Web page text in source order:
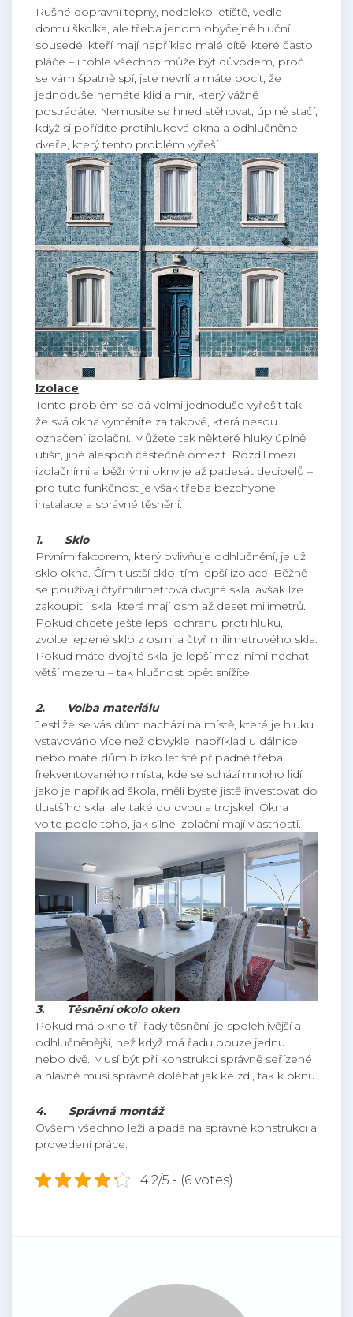
Rušné dopravní tepny, nedaleko letiště, vedle
domu školka, ale třeba jenom obyčejně hluční
sousedé, kteří mají například malé dítě, které často
pláče – i tohle všechno může být důvodem, proč
se vám špatně spí, jste nevrlí a máte pocit, že
jednoduše nemáte klid a mír, který vážně
postrádáte. Nemusíte se hned stěhovat, úplně stačí,
když si pořídíte protihluková okna a odhlučněné
dveře, který tento problém vyřeší.
Izolace
Tento problém se dá velmi jednoduše vyřešit tak,
že svá okna vyměníte za takové, která nesou
označení izolační. Můžete tak některé hluky úplně
utišit, jiné alespoň částečně omezit. Rozdíl mezi
izolačními a běžnými okny je až padesát decibelů –
pro tuto funkčnost je však třeba bezchybné
instalace a správné těsnění.
1. Sklo
Prvním faktorem, který ovlivňuje odhlučnění, je už
sklo okna. Čím tlustší sklo, tím lepší izolace. Běžně
se používají čtyřmilimetrová dvojitá skla, avšak lze
zakoupit i skla, která mají osm až deset milimetrů.
Pokud chcete ještě lepší ochranu proti hluku,
zvolte lepené sklo z osmi a čtyř milimetrového skla.
Pokud máte dvojité skla, je lepší mezi nimi nechat
větší mezeru – tak hlučnost opět snížíte.
2.
Volba materiálu
Jestliže se vás dům nachází na místě, které je hluku
vstavováno více než obvykle, například u dálnice,
nebo máte dům blízko letiště případně třeba
frekventovaného místa, kde se schází mnoho lidí,
jako je například škola, měli byste jistě investovat do
tlustšího skla, ale také do dvou a trojskel. Okna
volte podle toho, jak silné izolační mají vlastnosti.
3.
Těsnění okolo oken
Pokud má okno tři řady těsnění, je spolehlivější a
odhlučněnější, než když má řadu pouze jednu
nebo dvě. Musí být při konstrukci správně seřízené
a hlavně musí správně doléhat jak ke zdi, tak k oknu.
4. Správná montáž
Ovšem všechno leží a padá na správné konstrukci a
provedení práce.
4.2/5 - (6 votes)